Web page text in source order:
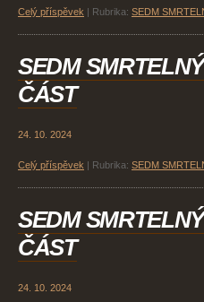
Celý příspěvek Rubrika: SEDM
SEDM
ČÁST
24. 10. 2024
Celý příspěvek Rubrika: SEDM
SEDM
ČÁST
24. 10. 2024